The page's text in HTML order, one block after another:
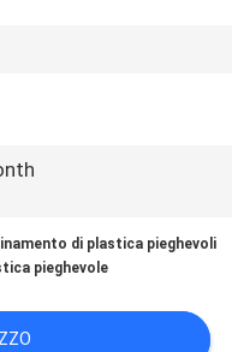
di plastica pieghevoli
pieghevole